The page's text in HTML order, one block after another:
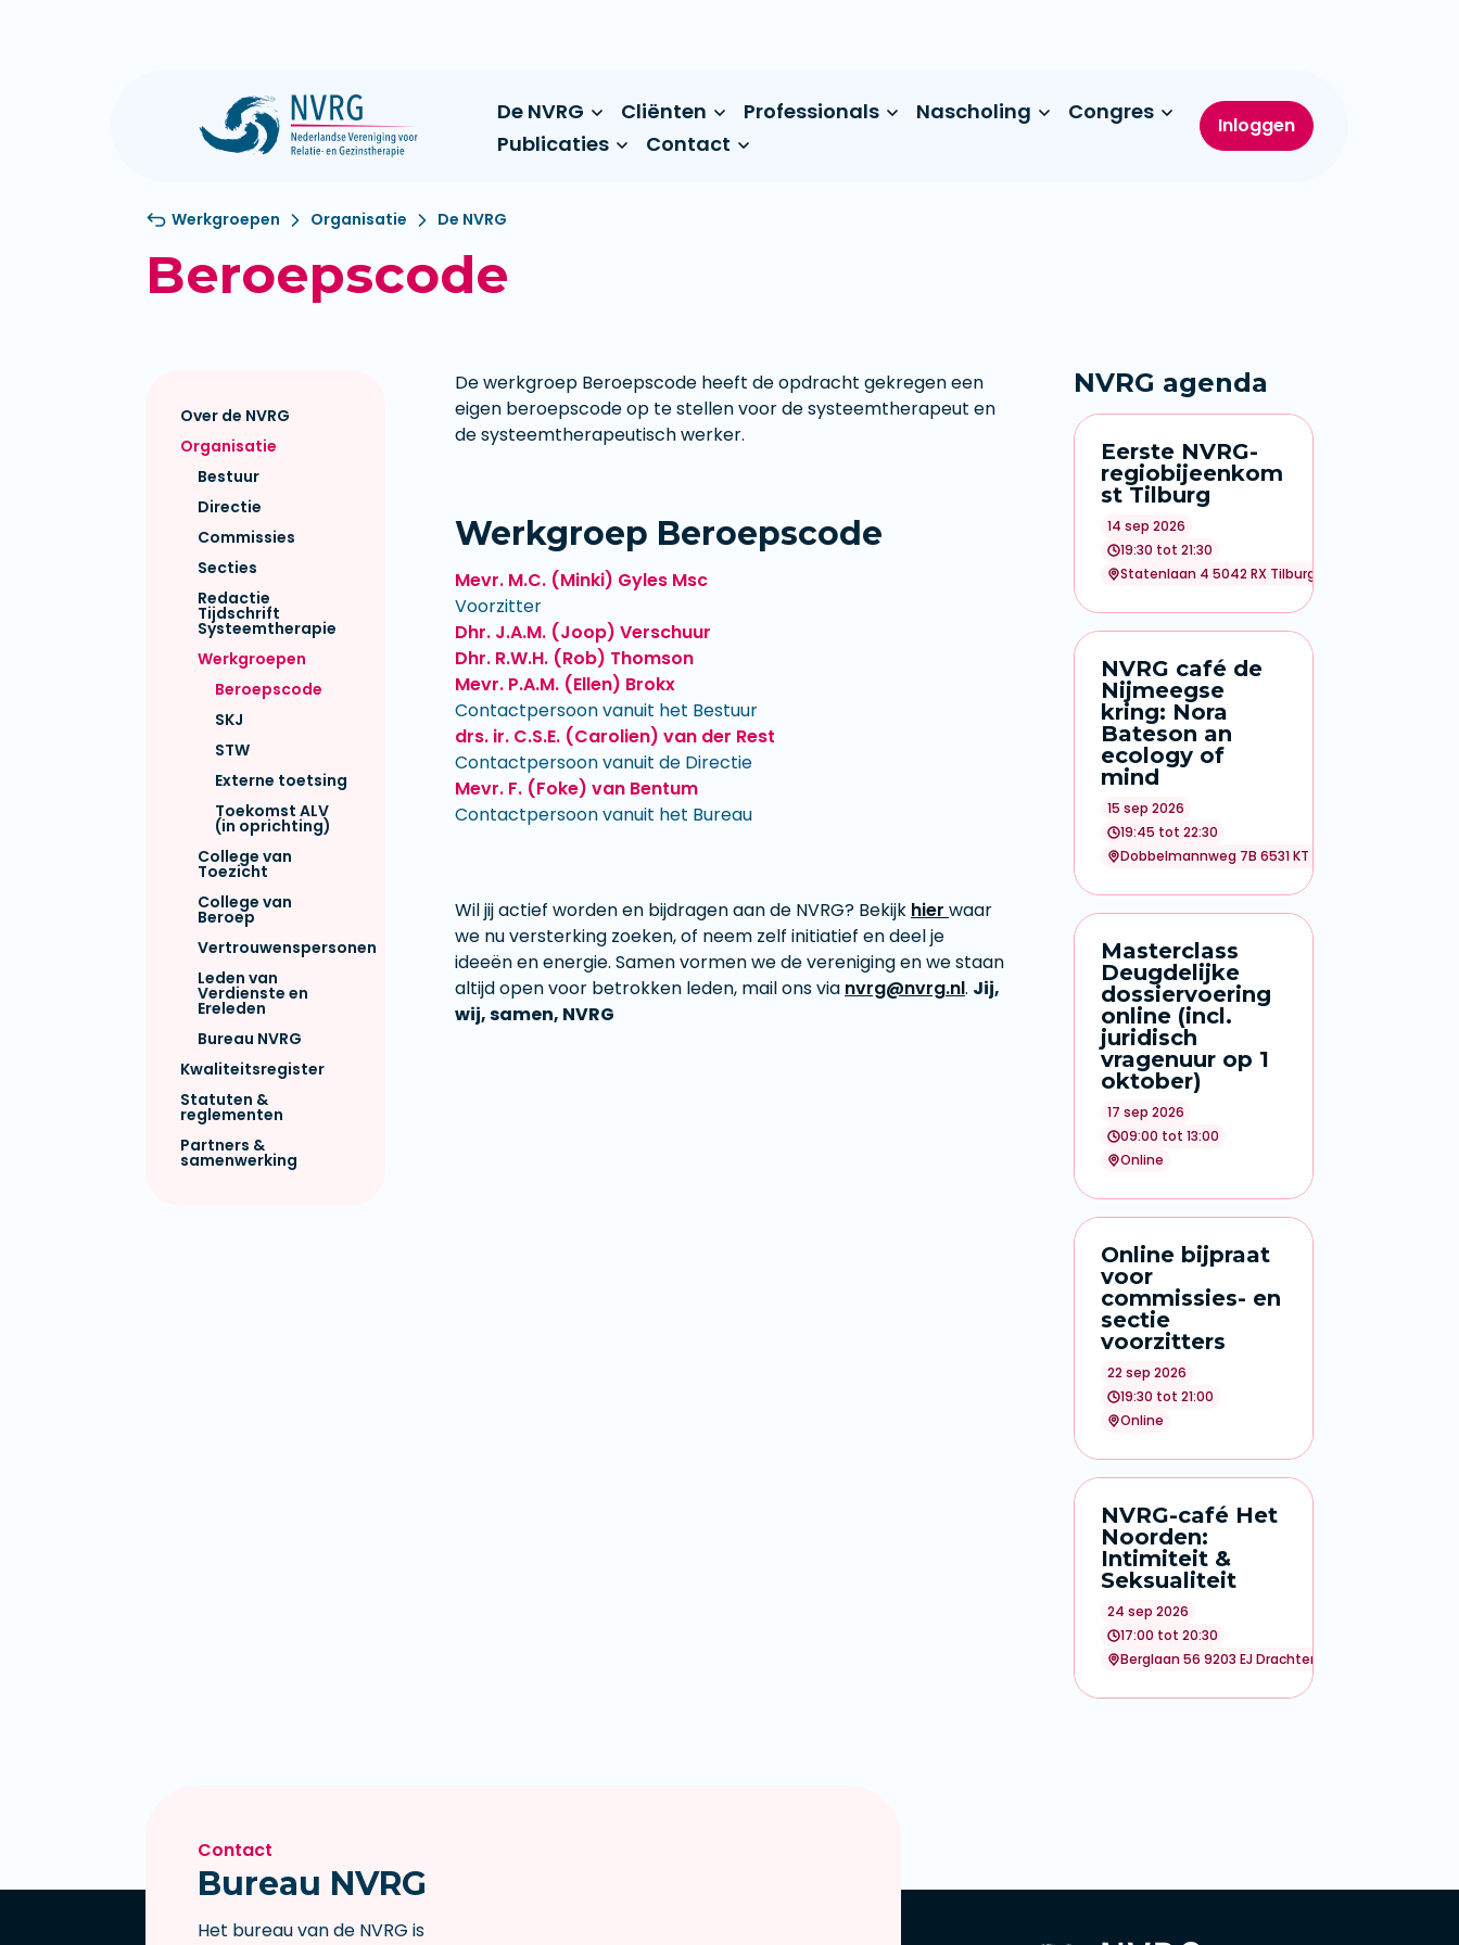
De NVRG Cliënten Professionals Nascholing
Congres
Publicaties
Contact
Inloggen
Werkgroepen Organisatie De NVRG
Beroepscode
Over de NVRG
Organisatie
Bestuur
Directie
Commissies
Secties
Redactie
Tijdschrift
Systeemtherapie
Werkgroepen
Beroepscode
SKJ
STW
Externe toetsing
Toekomst ALV
(in oprichting)
College van
Toezicht
College van
Beroep
Vertrouwenspersonen
Leden van
Verdienste en
Ereleden
Bureau NVRG
Kwaliteitsregister
Statuten &
reglementen
Partners &
samenwerking
De werkgroep Beroepscode heeft de opdracht gekregen een
eigen beroepscode op te stellen voor de systeemtherapeut en
de systeemtherapeutisch werker.
Werkgroep Beroepscode
Mevr. M.C. (Minki) Gyles Msc
Voorzitter
Dhr. J.A.M. (Joop) Verschuur
Dhr. R.W.H. (Rob) Thomson
Mevr. P.A.M. (Ellen) Brokx
Contactpersoon vanuit het Bestuur
drs. ir. C.S.E. (Carolien) van der Rest
Contactpersoon vanuit de Directie
Mevr. F. (Foke) van Bentum
Contactpersoon vanuit het Bureau
​​​​​​​Wil jij actief worden en bijdragen aan de NVRG? Bekijk hier waar
we nu versterking zoeken, of neem zelf initiatief en deel je
ideeën en energie. Samen vormen we de vereniging en we staan
altijd open voor betrokken leden, mail ons via nvrg@nvrg.nl. Jij,
wij, samen, NVRG
NVRG agenda
Eerste NVRG-
regiobijeenkom
st Tilburg
14 sep 2026
19:30 tot 21:30
Statenlaan 4 5042 RX Tilburg (inloop vana f 19:00
NVRG café de
Nijmeegse
kring: Nora
Bateson an
ecology of
mind
15 sep 2026
19:45 tot 22:30
Dobbelmannweg 7B 6531 KT Nijmegen (inloop
Masterclass
Deugdelijke
dossiervoering
online (incl.
juridisch
vragenuur op 1
oktober)
17 sep 2026
09:00 tot 13:00
Online
Online bijpraat
voor
commissies- en
sectie
voorzitters
22 sep 2026
19:30 tot 21:00
Online
NVRG-café Het
Noorden:
Intimiteit &
Seksualiteit
24 sep 2026
17:00 tot 20:30
Berglaan 56 9203 EJ Drachten
Contact
Bureau NVRG
Het bureau van de NVRG is